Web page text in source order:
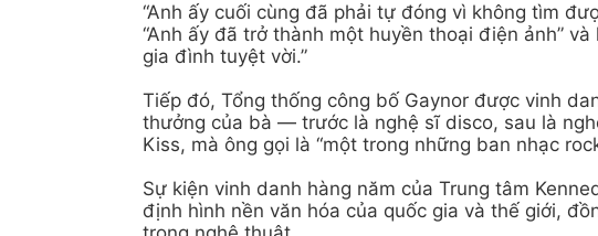
“Anh ấy cuối cùng đã phải tự đóng vì không tìm
“Anh ấy đã trở thành một huyền thoại điện ảnh”
gia đình tuyệt vời.”
Tiếp đó, Tổng thống công bố Gaynor được vinh
thưởng của bà — trước là nghệ sĩ disco, sau là
Kiss, mà ông gọi là “một trong những ban nhạc
Sự kiện vinh danh hàng năm của Trung tâm
định hình nền văn hóa của quốc gia và thế giới,